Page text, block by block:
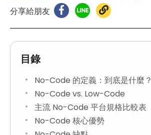
分享給朋友
目錄
No-Code 的定義：到底是什麼？
No-Code vs. Low-Code
主流 No-Code 平台規格比較表
No-Code 核心優勢